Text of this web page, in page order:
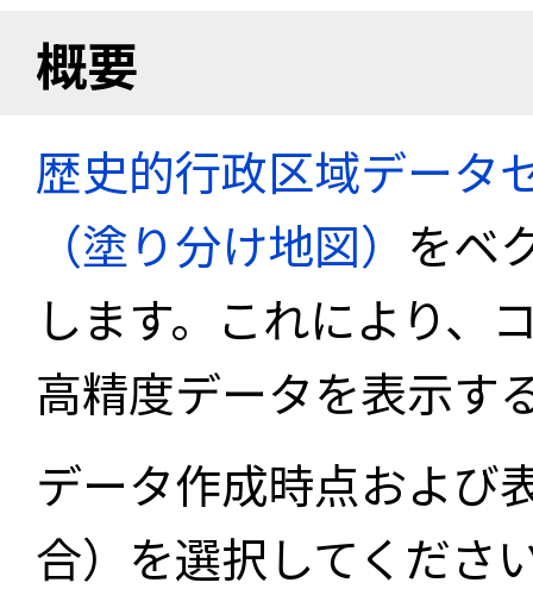
概要
歴史的行政区域データ
（塗り分け地図） をベ
します。これにより、
高精度データを表示す
データ作成時点および
合）を選択してくださ